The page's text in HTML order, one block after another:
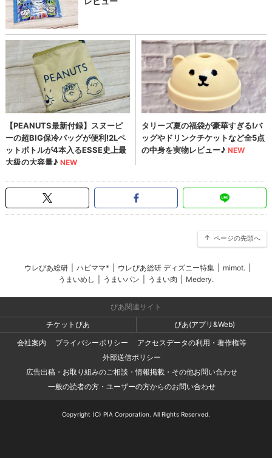
ページの先頭へ
ウレぴあ総研 ハピママ* ウレぴあ総研 ディズニー特集 mimot.
うまいめし
うまいパン うまい肉 Medery.
ぴあ関連サイト
チケットぴあ
ぴあ(アプリ&Web)
会社案内
プライバシーポリシー
アクセスデータの利用・著作権等
外部送信ポリシー
広告出稿・お取り組みのご相談・情報掲載・その他お問い合わせ
一般の読者の方・ユーザーの方からのお問い合わせ
Copyright (C) PIA Corporation. All Rights Reserved.